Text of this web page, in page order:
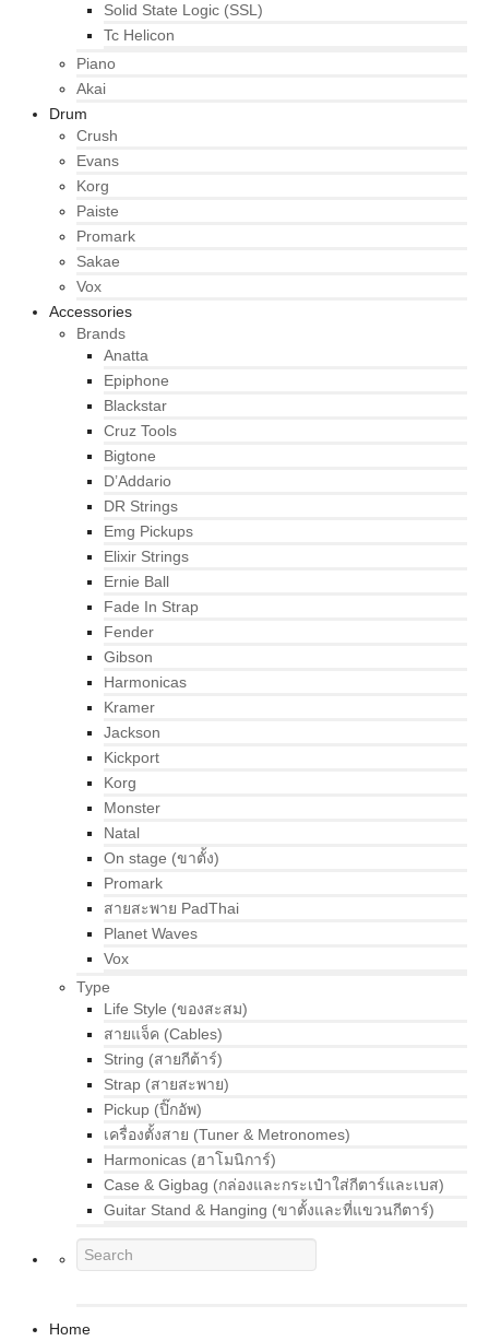
Solid State Logic (SSL)
Tc Helicon
Piano
Akai
Drum
Crush
Evans
Korg
Paiste
Promark
Sakae
Vox
Accessories
Brands
Anatta
Epiphone
Blackstar
Cruz Tools
Bigtone
D’Addario
DR Strings
Emg Pickups
Elixir Strings
Ernie Ball
Fade In Strap
Fender
Gibson
Harmonicas
Kramer
Jackson
Kickport
Korg
Monster
Natal
On stage (ขาตั้ง)
Promark
สายสะพาย PadThai
Planet Waves
Vox
Type
Life Style (ของสะสม)
สายแจ็ค (Cables)
String (สายกีต้าร์)
Strap (สายสะพาย)
Pickup (ปิ๊กอัพ)
เครื่องตั้งสาย (Tuner & Metronomes)
Harmonicas (ฮาโมนิการ์)
Case & Gigbag (กล่องและกระเป๋าใส่กีตาร์และเบส)
Guitar Stand & Hanging (ขาตั้งและที่แขวนกีตาร์)
Home